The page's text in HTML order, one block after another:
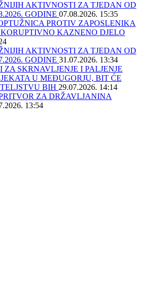
AKTIVNOSTI ZA TJEDAN OD
GODINE 07.08.2026. 15:35
PROTIV ZAPOSLENIKA
KAZNENO DJELO
AKTIVNOSTI ZA TJEDAN OD
GODINE 31.07.2026. 13:34
ZA SKRNAVLJENJE I PALJENJE
U MEĐUGORJU, BIT ĆE
BIH 29.07.2026. 14:14
ZA DRŽAVLJANINA
13:54